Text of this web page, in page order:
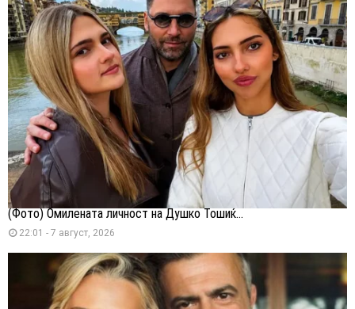
(Фото) Омилената личност на Душко Тошиќ...
22:01 - 7 август, 2026